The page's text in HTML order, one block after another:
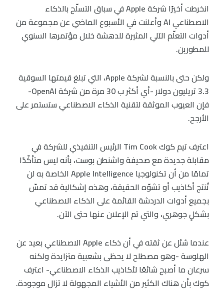
انخرطت أخيرًا شركة Apple في سباق التسلّح بالذكاء
الاصطناعي AI وأعلنت في الأسبوع الماضي عن مجموعة من
أدوات التعلّم الآلي المثيرة للدهشة خلال مؤتمرها السنوي
للمطورين.
ولكن حتى بالنسبة لشركة Apple، التي تبلغ قيمتها السوقية
3.3 تريليون دولار -أي أكثر ب 30 مرة من شركة OpenAI-
فإن العيوب الموثقة لتقنية الذكاء الاصطناعي ستستمر على
الأرجح.
اعترف تيم كوك Tim Cook الرئيس التنفيذي للشركة في
مقابلة جديدة مع صحيفة واشنطن بوست، بأنه ليس متأكّدًا
تمامًا من أن تكنولوجيا Apple Intelligence الخاصة به لن
تُنتج أكاذيب أو تشوّه الحقيقة، وهذه إشكالية قد تمسّ
بجميع أدوات الدردشة القائمة على الذكاء الاصطناعي
بشكلٍ جوهري، والتي تم الإعلان عنها حتى الآن.
عندما سُئل عن ثقته في أن ذكاء Apple الاصطناعي بعيد عن
الهلوسة -وهو مصطلح لا يحظى بشعبية متزايدة ولكنه
سرعان ما أصبح شائعًا لأكاذيب الذكاء الاصطناعي- اعترف
كوك بأن هناك الكثير من الأشياء المجهولة لا تزال موجودة.